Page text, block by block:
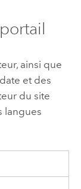
ainsi que
et des
du site
langues